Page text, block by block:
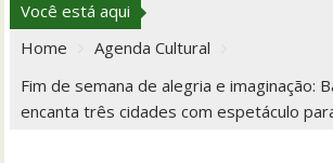
Você está aqui
Home
Agenda Cultural
Fim de semana de alegria e imaginação:
encanta três cidades com espetáculo